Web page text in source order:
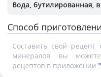
Вода, бутилированная,
Способ
Составить свой
минералов вы
рецептов в приложении